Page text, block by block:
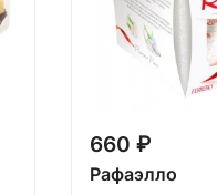
660 ₽
Рафаэлло